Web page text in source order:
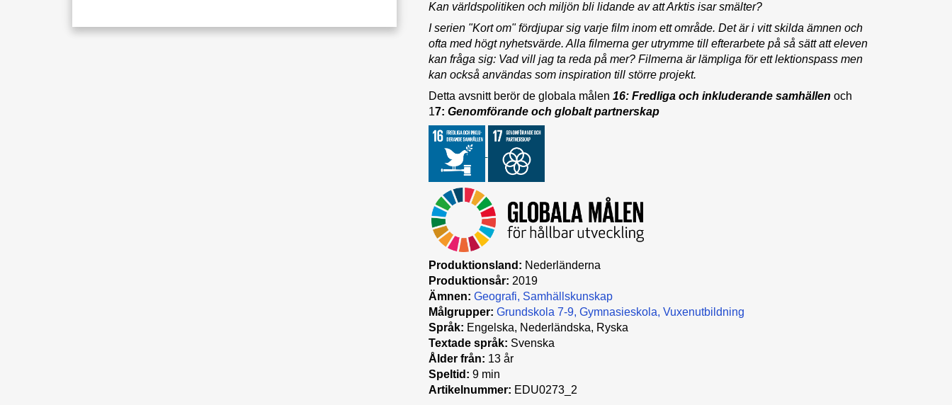
Kan världspolitiken och miljön bli lidande av att Arktis isar smälter?
I serien "Kort om" fördjupar sig varje film inom ett område. Det är i vitt skilda ämnen och
ofta med högt nyhetsvärde. Alla filmerna ger utrymme till efterarbete på så sätt att eleven
kan fråga sig: Vad vill jag ta reda på mer? Filmerna är lämpliga för ett lektionspass men
kan också användas som inspiration till större projekt.
Detta avsnitt berör de globala målen 16: Fredliga och inkluderande samhällen och
17: Genomförande och globalt partnerskap
Produktionsland: Nederländerna
Produktionsår: 2019
Ämnen: Geografi Samhällskunskap
Målgrupper: Grundskola 7-9 Gymnasieskola Vuxenutbildning
Språk: Engelska, Nederländska, Ryska
Textade språk: Svenska
Ålder från: 13 år
Speltid: 9 min
Artikelnummer: EDU0273_2